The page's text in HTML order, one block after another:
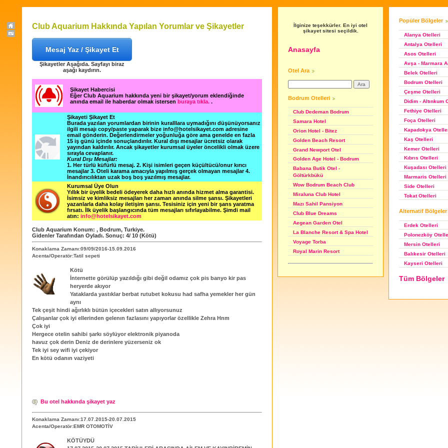
Club Aquarium Hakkında Yapılan Yorumlar ve Şikayetler
Mesaj Yaz / Şikayet Et
Şikayetler Aşağıda. Sayfayı biraz
aşağı kaydırın.
Şikayet Habercisi
Eğer Club Aquarium hakkında yeni bir şikayet/yorum eklendiğinde
anında email ile haberdar olmak istersen buraya tıkla. .
Şikayeti Şikayet Et
Burada yazılan yorumlardan birinin kuralllara uymadığını düşünüyorsanız
ilgili mesajı copy/paste yaparak bize info@hotelsikayet.com adresine
email gönderin. Değerlendirmeler yoğunluğa göre ama genelde en fazla
15 iş günü içinde sonuçlandırılır. Kural dışı mesajlar ücretsiz olarak
yayından kaldırılır. Ancak şikayetler kurumsal üyeler öncelikli olmak üzere
sırayla cevaplanır.
Kural Dışı Mesajlar:
1. Her türlü küfürlü mesaj. 2. Kişi isimleri geçen küçültücü/onur kırıcı
mesajlar 3. Oteli karama amacıyla yapılmış gerçek olmayan mesajlar 4.
İnandırıcılıktan uzak boş boş yazılmış mesajlar.
Kurumsal Üye Olun
Yıllık bir üyelik bedeli ödeyerek daha hızlı anında hizmet alma garantisi.
İsimsiz ve kimliksiz mesajları her zaman anında silme şansı. Şikayetleri
yazanlarla daha kolay iletişim şansı. Tesisiniz için yeni bir şans yaratma
fırsatı. İlk üyelik başlangıcında tüm mesajları sıfırlayabilme. Şimdi mail
atın: info@hotelsikayet.com
Club Aquarium Konum: , Bodrum, Turkiye.
Gidenler Tarafından Oyladı. Sonuç: 4/ 10 (Kötü)
Konaklama Zamanı:09/09/2016-15.09.2016
Acenta/Operatör:Tatil sepeti
Kötü
İnternette görülüp yazıldığı gibi değil odamız çok pis banyo kir pas
heryerde akıyor
Yataklarda yastıklar berbat rutubet kokusu had safha yemekler her gün
aynı
Tek çeşit hindi ağırlıklı bütün içecekleri satın allıyorsunuz
Çalışanlar çok iyi ellerinden gelenın fazlasını yapıyorlar özellikle Zehra Hnm
Çok iyi
Hergece otelin sahibi şarkı söylüyor elektronik piyanoda
havuz çok derin Deniz de derinlere yüzerseniz ok
Tek iyi sey wifi iyi çekiyor
En kötü odanın vaziyeti
Bu otel hakkında şikayet yaz
Konaklama Zamanı:17.07.2015-20.07.2015
Acenta/Operatör:EMR OTOMOTİV
KÖTÜYDÜ
İlginize teşekkürler. En iyi otel
şikayet sitesi seçildik.
Anasayfa
Otel Ara
Bodrum Otelleri
Club Dedeman Bodrum
Samara Hotel
Orion Hotel - Bitez
Golden Beach Resort
Grand Newport Otel
Golden Age Hotel - Bodrum
Babana Butik Otel -
Göltürkbükü
Wow Bodrum Beach Club
Miraluna Club Hotel
Mazı Sahil Pansiyon
Club Blue Dreams
Aegean Garden Otel
La Blanche Resort & Spa Hotel
Voyage Torba
Royal Marin Resort
Popüler Bölgeler
Alanya Otelleri
Antalya Otelleri
Asos Otelleri
Avşa - Marmara
Belek Otelleri
Bodrum Otelleri
Çeşme Otelleri
Didim - Altınkum
Fethiye Otelleri
Foça Otelleri
Kapadokya
Kaş Otelleri
Kemer Otelleri
Kıbrıs Otelleri
Kuşadası Otelleri
Marmaris Otelleri
Side Otelleri
Tokat Otelleri
Alternatif Bölgeler
Erdek Otelleri
Polonezköy
Mersin Otelleri
Balıkesir Otelleri
Kayseri Otelleri
Tüm Bölgeler